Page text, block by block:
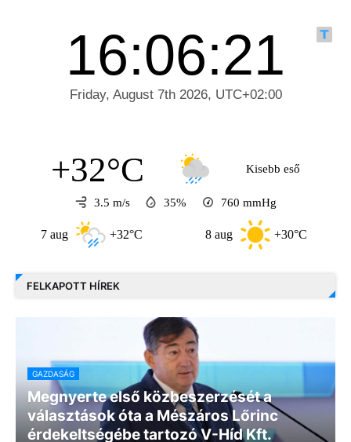
+32°C Kisebb eső
3.5 m/s 35% 760 mmHg
+32°C +30°C
FELKAPOTT HÍREK
GAZDASÁG
Megnyerte első közbeszerzését a
választások óta a Mészáros Lőrinc
érdekeltségébe tartozó V-Híd Kft.